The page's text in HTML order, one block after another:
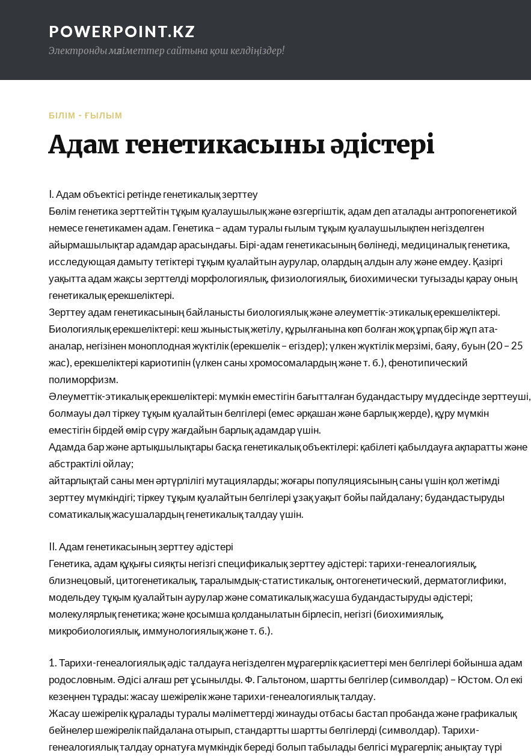
POWERPOINT.KZ
Электронды мәліметтер сайтына қош келдіңіздер!
БІЛІМ - ҒЫЛЫМ
Адам генетикасының әдістері
I. Адам объектісі ретінде генетикалық зерттеу
Бөлім генетика зерттейтін тұқым қуалаушылық және өзгергіштік, адам деп аталады антропогенетикой
немесе генетикамен адам. Генетика – адам туралы ғылым тұқым қуалаушылықпен негізделген
айырмашылықтар адамдар арасындағы. Бірі-адам генетикасының бөлінеді, медициналық генетика,
исследующая дамыту тетіктері тұқым қуалайтын аурулар, олардың алдын алу және емдеу. Қазіргі
уақытта адам жақсы зерттелді морфологиялық, физиологиялық, биохимически туғызады қарау оның
генетикалық ерекшеліктері.
Зерттеу адам генетикасының байланысты биологиялық және әлеуметтік-этикалық ерекшеліктері.
Биологиялық ерекшеліктері: кеш жыныстық жетілу, құрылғанына көп болған жоқ ұрпақ бір жұп ата-
аналар, негізінен моноплодная жүктілік (ерекшелік – егіздер); үлкен жүктілік мерзімі, баяу, буын (20 – 25
жас), ерекшеліктері кариотипін (үлкен саны хромосомалардың және т. б.), фенотипический
полиморфизм.
Әлеуметтік-этикалық ерекшеліктері: мүмкін еместігін бағытталған будандастыру мүддесінде зерттеуші,
болмауы дәл тіркеу тұқым қуалайтын белгілері (емес әрқашан және барлық жерде), құру мүмкін
еместігін бірдей өмір сүру жағдайын барлық адамдар үшін.
Адамда бар және артықшылықтары басқа генетикалық объектілері: қабілеті қабылдауға ақпаратты және
абстрактілі ойлау;
айтарлықтай саны мен әртүрлілігі мутацияларды; жоғары популяциясының саны үшін қол жетімді
зерттеу мүмкіндігі; тіркеу тұқым қуалайтын белгілері ұзақ уақыт бойы пайдалану; будандастыруды
соматикалық жасушалардың генетикалық талдау үшін.
II. Адам генетикасының зерттеу әдістері
Генетика, адам құқығы сияқты негізгі спецификалық зерттеу әдістері: тарихи-генеалогиялық,
близнецовый, цитогенетикалық, таралымдық-статистикалық, онтогенетический, дерматоглифики,
модельдеу тұқым қуалайтын аурулар және соматикалық жасуша будандастыруды әдістері;
молекулярлық генетика; және қосымша қолданылатын бірлесіп, негізгі (биохимиялық,
микробиологиялық, иммунологиялық және т. б.).
1. Тарихи-генеалогиялық әдіс талдауға негізделген мұрагерлік қасиеттері мен белгілері бойынша адам
родословным. Әдісі алғаш рет ұсынылды. Ф. Гальтоном, шартты белгілер (символдар) – Юстом. Ол екі
кезеңнен тұрады: жасау шежірелік және тарихи-генеалогиялық талдау.
Жасау шежірелік құралады туралы мәліметтерді жинауды отбасы бастап пробанда және графикалық
бейнелер шежірелік пайдалана отырып, стандартты шартты белгілерді (символдар). Тарихи-
генеалогиялық талдау орнатуға мүмкіндік береді болып табылады белгісі мұрагерлік; анықтау түрі